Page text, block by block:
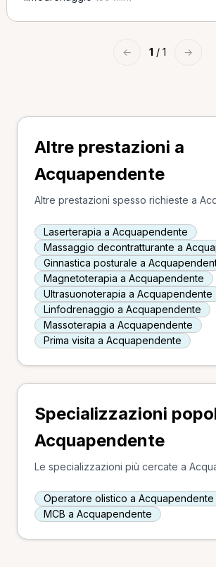
← 1 / 1 →
Altre prestazioni a
Acquapendente
Altre prestazioni spesso richieste a
Laserterapia a Acquapendente
Massaggio decontratturante a
Ginnastica posturale a
Magnetoterapia a Acquapendente
Ultrasuonoterapia a Acquapendente
Linfodrenaggio a Acquapendente
Massoterapia a Acquapendente
Prima visita a Acquapendente
Specializzazioni
Acquapendente
Le specializzazioni più cercate a
Operatore olistico a Acquapendente
MCB a Acquapendente